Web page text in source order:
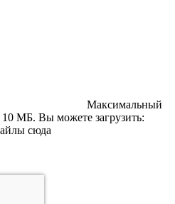
Максимальный
10 МБ. Вы можете загрузить:
сюда